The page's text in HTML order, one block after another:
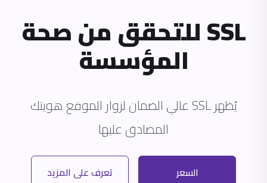
SSL للتحقق من صحة
المؤسسة
يُظهر SSL عالي الضمان لزوار الموقع هويتك
المصادق عليها
السعر تعرف على المزيد